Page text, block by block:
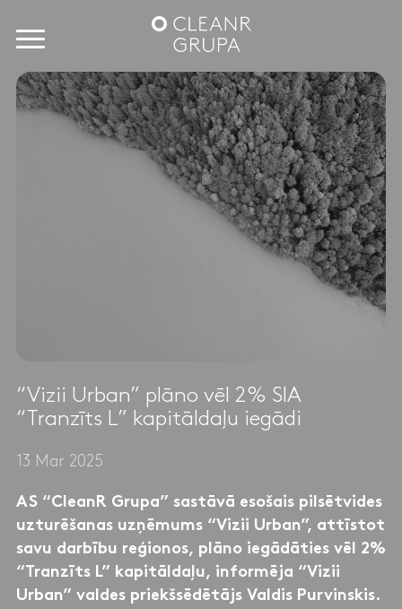
“Vizii Urban” plāno vēl 2% SIA
“Tranzīts L” kapitāldaļu iegādi
13 Mar 2025
AS “CleanR Grupa” sastāvā esošais pilsētvides
uzturēšanas uzņēmums “Vizii Urban”, attīstot
savu darbību reģionos, plāno iegādāties vēl 2%
“Tranzīts L” kapitāldaļu, informēja “Vizii
Urban” valdes priekšsēdētājs Valdis Purvinskis.